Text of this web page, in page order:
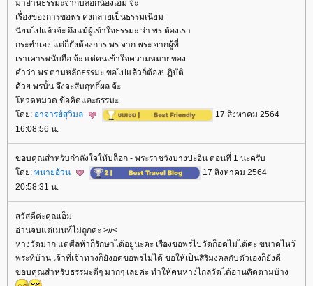
มาอ่านธรรมะจากบล็อกน้องเอ็ม จ้ะ
เรื่องของการขอพร คงกลายเป็นธรรมเนียม
นิยมไปแล้วจ้ะ ถึงแม้ผู้เข้าใจธรรมะ ว่า พร ต้องเรา
กระทำเอง แต่ก็ยังต้องการ พร จาก พระ จากผู้ที่
เราเคารพนับถือ จ้ะ แต่คนเข้าใจความหมายของ
คำว่า พร ตามหลักธรรมะ ขอไปแล้วก็ต้องปฏิบัติ
ด้วย พรนั้น จึงจะสัมฤทธิ์ผล จ้ะ
หวดหมวด ข้อคิดและธรรมะ
ดย: อาจารย์สุวิมล
17 สิงหาคม 2564
16:08:56 น.
ขอบคุณสำหรับกำลังใจให้บล็อก - พระราชวังบางปะอิน ตอนที่ 1 นะครับ
ดย: ทนายอ้วน
17 สิงหาคม 2564
20:58:31 น.
สวัสดีค่ะคุณเอ็ม
อ่านจบแต่เมนท์ไม่ถูกค่ะ >//<
ห่างวัดมาก แต่ศีลห้าก็รักษาได้อยู่นะคะ เรื่องขอพรไปวัดก็อดไม่ได้ค่ะ ขนาดไหว้
พระที่บ้าน เจ้าที่เจ้าทางก็ยังอดขอพรไม่ได้ ขอให้เป็นสิริมงคลกับตัวเองก็ยังดี
ขอบคุณสำหรับธรรมะดีๆ มากๆ เลยค่ะ ทำให้คนห่างไกลวัดได้อ่านคิดตามบ้าง